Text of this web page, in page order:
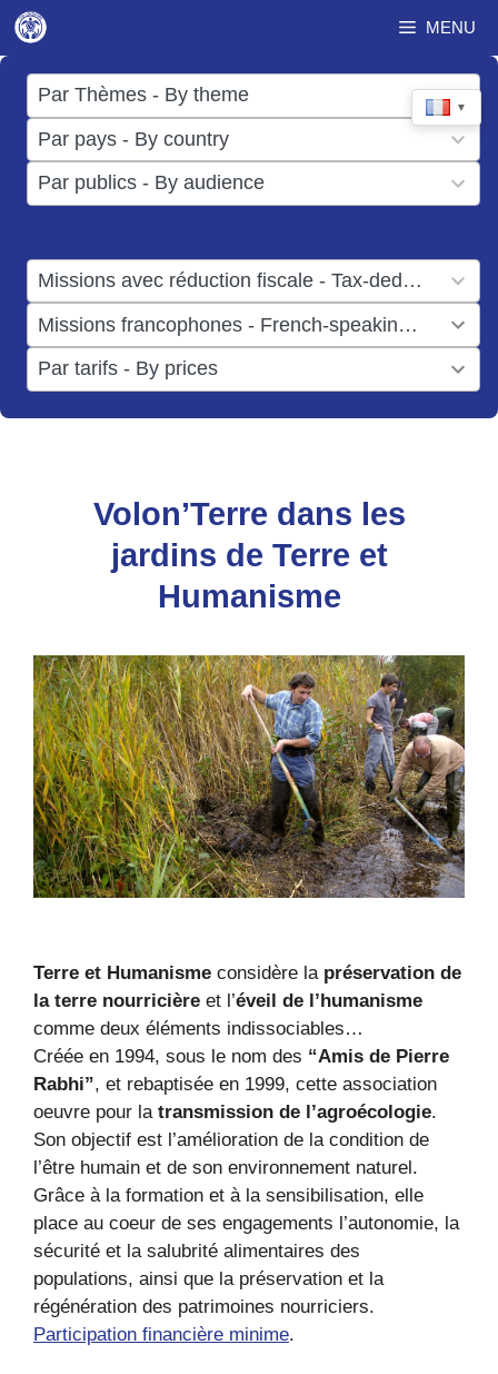
Aller
au
contenu
MENU
▼
Par Thèmes - By theme
17
results
available
Par pays - By country
50
results
available
Par publics - By audience
results
Missions avec réduction fiscale - Tax-deductible missions
result
available
Missions francophones - French-speaking missions
result
available
Par tarifs - By prices
results
available
Volon’Terre dans les
jardins de Terre et
Humanisme
Terre et Humanisme considère la préservation de
la terre nourricière et l’éveil de l’humanisme
comme deux éléments indissociables…
Créée en 1994, sous le nom des “Amis de Pierre
Rabhi”, et rebaptisée en 1999, cette association
oeuvre pour la transmission de l’agroécologie.
Son objectif est l’amélioration de la condition de
l’être humain et de son environnement naturel.
Grâce à la formation et à la sensibilisation, elle
place au coeur de ses engagements l’autonomie, la
sécurité et la salubrité alimentaires des
populations, ainsi que la préservation et la
régénération des patrimoines nourriciers.
Participation financière minime.